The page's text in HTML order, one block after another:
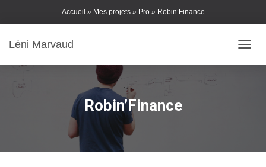
Accueil » Mes projets» Pro» Robin’Finance
Léni Marvaud
Robin’Finance